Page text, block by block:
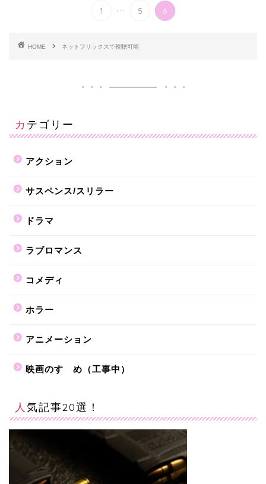
1 ... 5 6
HOME ネットフリックスで視聴可能
カテゴリー
アクション
サスペンス/スリラー
ドラマ
ラブロマンス
コメディ
ホラー
アニメーション
映画のすゝめ（工事中）
人気記事20選！